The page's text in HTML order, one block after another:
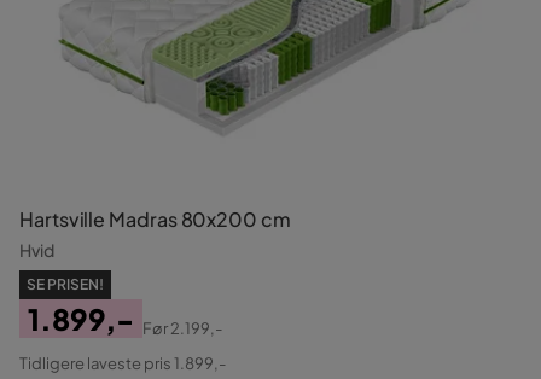
Hartsville Madras 80x200 cm
Hvid
SE PRISEN!
Pris
1.899,-
Original
Før2.199,-
Tidligere laveste pris 1.899,-